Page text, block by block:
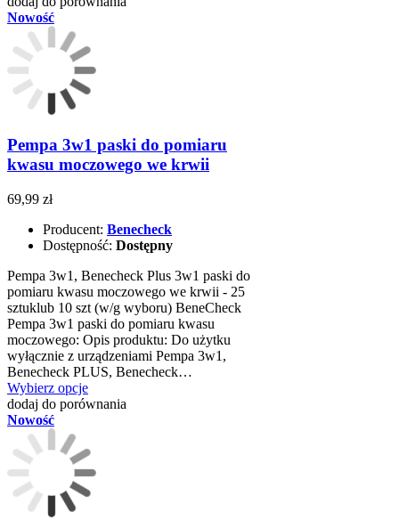
Nowość
Pempa 3w1 paski do pomiaru
kwasu moczowego we krwii
69,99 zł
Producent: Benecheck
Dostępność: Dostępny
Pempa 3w1, Benecheck Plus 3w1 paski do
pomiaru kwasu moczowego we krwii - 25
sztuklub 10 szt (w/g wyboru) BeneCheck
Pempa 3w1 paski do pomiaru kwasu
moczowego: Opis produktu: Do użytku
wyłącznie z urządzeniami Pempa 3w1,
Benecheck PLUS, Benecheck…
Wybierz opcje
dodaj do porównania
Nowość